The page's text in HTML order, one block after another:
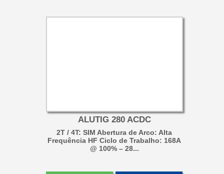
ALUTIG 280 ACDC
2T / 4T: SIM Abertura de Arco: Alta
Frequência HF Ciclo de Trabalho: 168A
@ 100% – 28...